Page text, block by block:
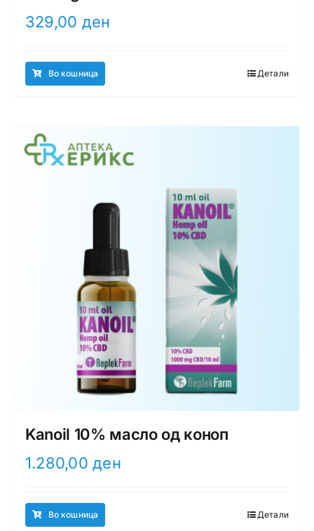
329,00 ден
Во кошница Детали
Kanoil 10% масло од коноп
1.280,00ден
Во кошница Детали